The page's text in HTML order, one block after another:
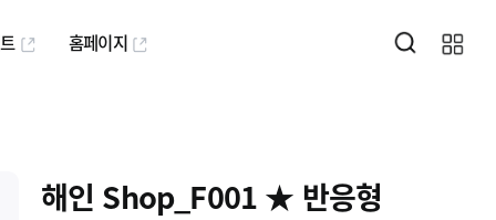
홈페이지
해인 Shop_F001 ★ 반응형